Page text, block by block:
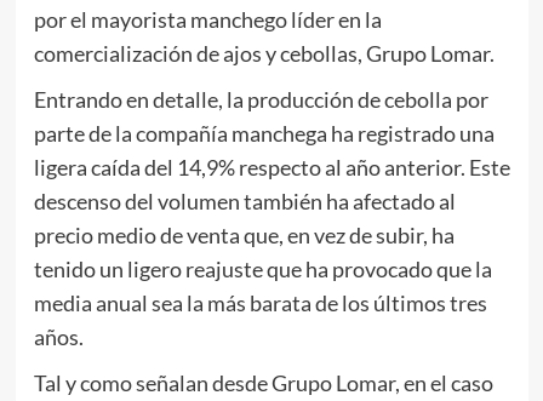
por el mayorista manchego líder en la
comercialización de ajos y cebollas, Grupo Lomar.
Entrando en detalle, la producción de cebolla por
parte de la compañía manchega ha registrado una
ligera caída del 14,9% respecto al año anterior. Este
descenso del volumen también ha afectado al
precio medio de venta que, en vez de subir, ha
tenido un ligero reajuste que ha provocado que la
media anual sea la más barata de los últimos tres
años.
Tal y como señalan desde Grupo Lomar, en el caso